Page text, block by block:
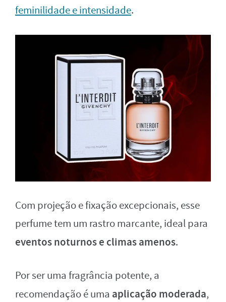
feminilidade e intensidade.
Com projeção e fixação excepcionais, esse
perfume tem um rastro marcante, ideal para
eventos noturnos e climas amenos.
Por ser uma fragrância potente, a
recomendação é uma aplicação moderada,